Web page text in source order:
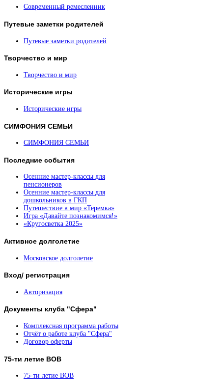
Современный ремесленник
Путевые заметки родителей
Путевые заметки родителей
Творчество и мир
Творчество и мир
Исторические игры
Исторические игры
СИМФОНИЯ СЕМЬИ
СИМФОНИЯ СЕМЬИ
Последние события
Осенние мастер-классы для
пенсионеров
Осенние мастер-классы для
дошкольников в ГКП
Путешествие в мир «Теремка»
Игра «Давайте познакомимся!»
«Кругосветка 2025»
Активное долголетие
Московское долголетие
Вход/ регистрация
Авторизация
Документы клуба "Сфера"
Комплексная программа работы
Отчёт о работе клуба "Сфера"
Договор оферты
75-ти летие ВОВ
75-ти летие ВОВ